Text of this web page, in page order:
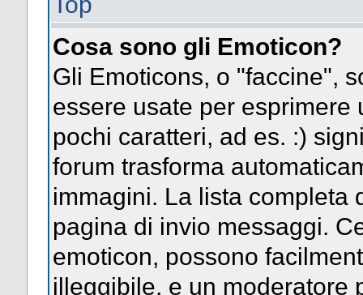
Cosa sono gli Emoticon?
Gli Emoticons, o "faccine",
essere usate per
pochi caratteri, ad es. :)
forum trasforma
immagini. La lista completa
pagina di invio messaggi.
emoticon, possono
illeggibile, e un moderatore